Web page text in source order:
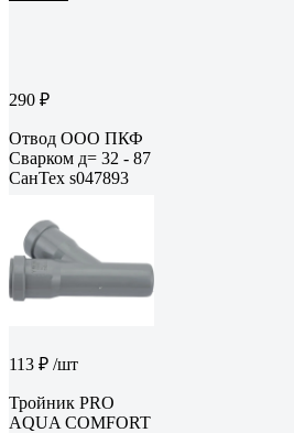
290 ₽
Отвод ООО ПКФ
Сварком д= 32 - 87
СанТех s047893
113 ₽ /шт
Тройник PRO
AQUA COMFORT